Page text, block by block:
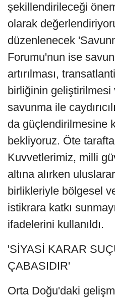
şekillendirileceği
olarak
düzenlenecek
Forumu'nun ise
artırılması,
birliğinin geliştirilmesi
savunma ile
da güçlendirilmesine
bekliyoruz. Öte
Kuvvetlerimiz, milli
altına alırken
birlikleriyle bölgesel
istikrara katkı
ifadelerini kullanıldı.
'SİYASİ KARAR
ÇABASIDIR'
Orta Doğu'daki